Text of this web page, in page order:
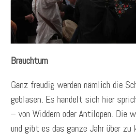
Brauchtum
Ganz freudig werden nämlich die
geblasen. Es handelt sich hier
– von Widdern oder Antilopen. Die
und gibt es das ganze Jahr über zu